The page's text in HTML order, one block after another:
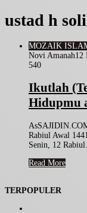
ustad h
MOZAIK
Novi Amanah12
540
Ikutlah
Hidupmu
Rabiul Awal
Senin, 12
Read More
TERPOPULER